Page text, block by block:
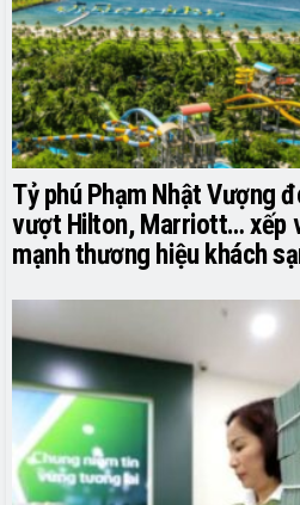
Tỷ phú Phạm Nhật Vượng
vượt Hilton, Marriott… xếp
mạnh thương hiệu khách